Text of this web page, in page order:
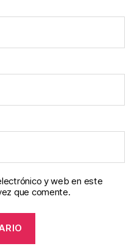
y web en este
que comente.